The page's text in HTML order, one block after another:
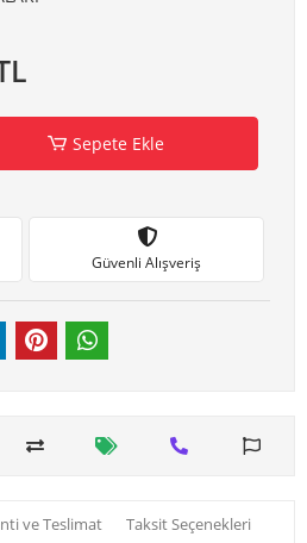
Sepete Ekle
Güvenli Alışveriş
ve Teslimat Taksit Seçenekleri